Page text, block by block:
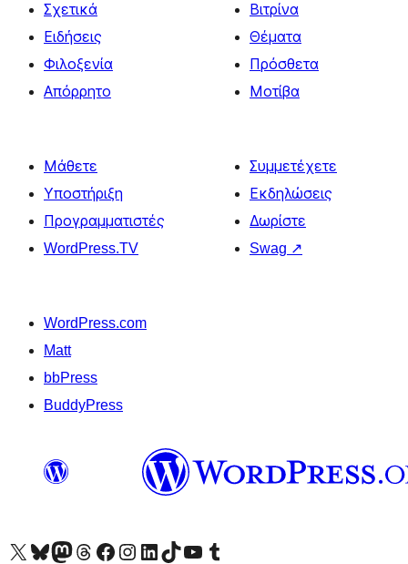
Σχετικά
Ειδήσεις
Φιλοξενία
Απόρρητο
Βιτρίνα
Θέματα
Πρόσθετα
Μοτίβα
Μάθετε
Υποστήριξη
Προγραμματιστές
WordPress.TV
Συμμετέχετε
Εκδηλώσεις
Δωρίστε
Swag ↗
WordPress.com
Matt
bbPress
BuddyPress
Visit our X (formerly Twitter) account
Visit our Bluesky account
Επισκεφθείτε τον λογαριασμό μας στο Mastodon
Visit our Threads account
Επισκεφτείτε τη σελίδα μας στο Facebook
Επισκεφθείτε τον λογαριασμό μας Instagram
Επισκεφθείτε τον λογαριασμό μας LinkedIn
Visit our TikTok account
Visit our YouTube channel
Visit our Tumblr account